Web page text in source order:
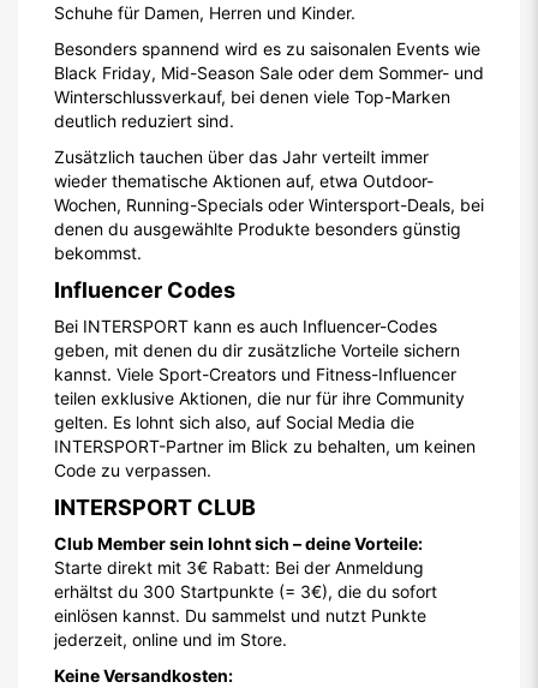
Schuhe für Damen, Herren und Kinder.
Besonders spannend wird es zu saisonalen Events wie
Black Friday, Mid-Season Sale oder dem Sommer- und
Winterschlussverkauf, bei denen viele Top-Marken
deutlich reduziert sind.
Zusätzlich tauchen über das Jahr verteilt immer
wieder thematische Aktionen auf, etwa Outdoor-
Wochen, Running-Specials oder Wintersport-Deals, bei
denen du ausgewählte Produkte besonders günstig
bekommst.
Influencer Codes
Bei INTERSPORT kann es auch Influencer-Codes
geben, mit denen du dir zusätzliche Vorteile sichern
kannst. Viele Sport-Creators und Fitness-Influencer
teilen exklusive Aktionen, die nur für ihre Community
gelten. Es lohnt sich also, auf Social Media die
INTERSPORT-Partner im Blick zu behalten, um keinen
Code zu verpassen.
INTERSPORT CLUB
Club Member sein lohnt sich – deine Vorteile:
Starte direkt mit 3€ Rabatt: Bei der Anmeldung
erhältst du 300 Startpunkte (= 3€), die du sofort
einlösen kannst. Du sammelst und nutzt Punkte
jederzeit, online und im Store.
Keine Versandkosten: